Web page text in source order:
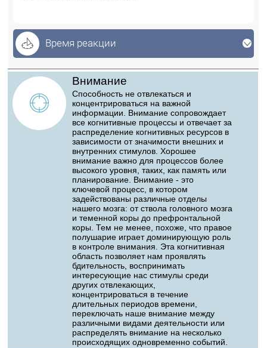
Время реакции
Внимание
Способность не отвлекаться и
концентрироваться на важной
информации. Внимание сопровождает
все когнитивные процессы и отвечает за
распределение когнитивных ресурсов в
зависимости от значимости внешних и
внутренних стимулов. Хорошее
внимание важно для процессов более
высокого уровня, таких, как память или
планирование. Внимание - это
ключевой процесс, в котором
задействованы различные отделы
нашего мозга: от ствола головного мозга
и теменной коры до префронтальной
коры. Тем не менее, похоже, что правое
полушарие играет доминирующую роль
в контроле внимания. Эта когнитивная
область позволяет нам проявлять
бдительность, воспринимать
интересующие нас стимулы среди
других отвлекающих,
концентрироваться в течение
длительных периодов времени,
переключать наше внимание между
различными видами деятельности или
распределять внимание на несколько
происходящих одновременно событий.